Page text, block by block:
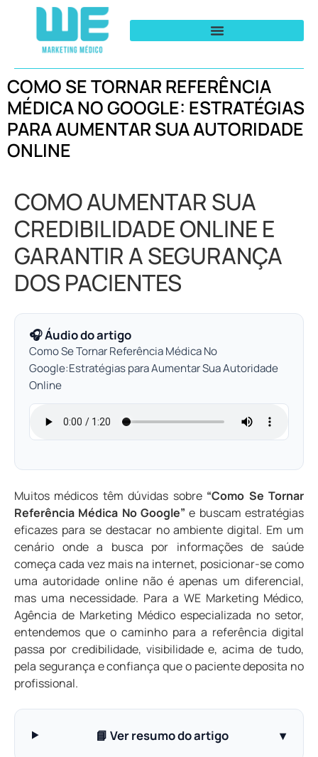
COMO SE TORNAR REFERÊNCIA
MÉDICA NO GOOGLE: ESTRATÉGIAS
PARA AUMENTAR SUA AUTORIDADE
ONLINE
COMO AUMENTAR SUA
CREDIBILIDADE ONLINE E
GARANTIR A SEGURANÇA
DOS PACIENTES
🎧 Áudio do artigo
Como Se Tornar Referência Médica No
Google:Estratégias para Aumentar Sua Autoridade
Online
Muitos médicos têm dúvidas sobre “Como Se Tornar
Referência Médica No Google” e buscam estratégias
eficazes para se destacar no ambiente digital. Em um
cenário onde a busca por informações de saúde
começa cada vez mais na internet, posicionar-se como
uma autoridade online não é apenas um diferencial,
mas uma necessidade. Para a WE Marketing Médico,
Agência de Marketing Médico especializada no setor,
entendemos que o caminho para a referência digital
passa por credibilidade, visibilidade e, acima de tudo,
pela segurança e confiança que o paciente deposita no
profissional.
📘 Ver resumo do artigo ▾